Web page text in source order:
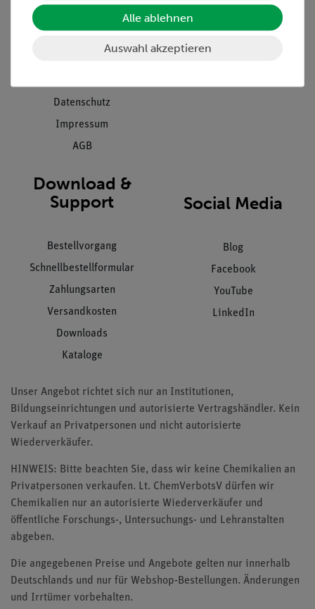
Datenschutz
Impressum
AGB
Inventarisierungs- &
Einräumservice
Inbetriebnahme & Schulungen
Download &
Support
Bestellvorgang
Schnellbestellformular
Zahlungsarten
Versandkosten
Downloads
Kataloge
Social Media
Blog
Facebook
YouTube
LinkedIn
Unser Angebot richtet sich nur an Institutionen,
Bildungseinrichtungen und autorisierte Vertragshändler. Kein
Verkauf an Privatpersonen und nicht autorisierte
Wiederverkäufer.
HINWEIS: Bitte beachten Sie, dass wir keine Chemikalien an
Privatpersonen verkaufen. Lt. ChemVerbotsV dürfen wir
Chemikalien nur an autorisierte Wiederverkäufer und
öffentliche Forschungs-, Untersuchungs- und Lehranstalten
abgeben.
Die angegebenen Preise und Angebote gelten nur innerhalb
Deutschlands und nur für Webshop-Bestellungen. Änderungen
und Irrtümer vorbehalten.
Alle ablehnen
Auswahl akzeptieren